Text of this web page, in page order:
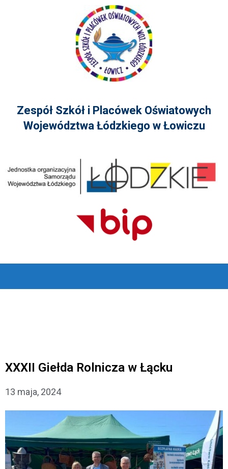
Zespół Szkół i Placówek Oświatowych
Województwa Łódzkiego w Łowiczu
XXXII Giełda Rolnicza w Łącku
13 maja, 2024